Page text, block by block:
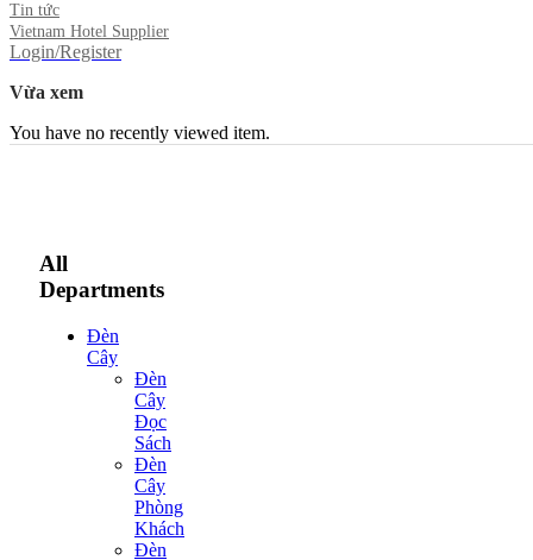
Tin tức
Vietnam Hotel Supplier
Login/Register
Vừa xem
You have no recently viewed item.
All
Departments
Đèn
Cây
Đèn
Cây
Đọc
Sách
Đèn
Cây
Phòng
Khách
Đèn